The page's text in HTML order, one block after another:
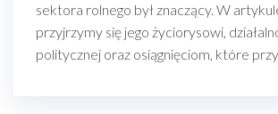
sektora rolnego był znaczący. W
przyjrzymy się jego życiorysowi,
politycznej oraz osiągnięciom, które